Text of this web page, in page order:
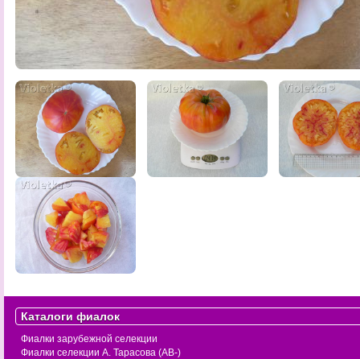
Каталоги фиалок
Фиалки зарубежной селекции
Фиалки селекции А. Тарасова (АВ-)